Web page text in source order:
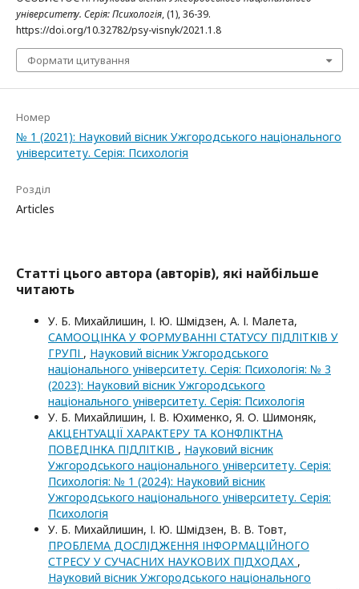
університету. Серія: Психологія, (1), 36-39.
https://doi.org/10.32782/psy-visnyk/2021.1.8
Формати цитування
Номер
№ 1 (2021): Науковий вісник Ужгородського національного
університету. Серія: Психологія
Розділ
Articles
Статті цього автора (авторів), які найбільше
читають
У. Б. Михайлишин, І. Ю. Шмідзен, А. І. Малета,
САМООЦІНКА У ФОРМУВАННІ СТАТУСУ ПІДЛІТКІВ У
ГРУПІ , Науковий вісник Ужгородського
національного університету. Серія: Психологія: № 3
(2023): Науковий вісник Ужгородського
національного університету. Серія: Психологія
У. Б. Михайлишин, І. В. Юхименко, Я. О. Шимоняк,
АКЦЕНТУАЦІЇ ХАРАКТЕРУ ТА КОНФЛІКТНА
ПОВЕДІНКА ПІДЛІТКІВ , Науковий вісник
Ужгородського національного університету. Серія:
Психологія: № 1 (2024): Науковий вісник
Ужгородського національного університету. Серія:
Психологія
У. Б. Михайлишин, І. Ю. Шмідзен, В. В. Товт,
ПРОБЛЕМА ДОСЛІДЖЕННЯ ІНФОРМАЦІЙНОГО
СТРЕСУ У СУЧАСНИХ НАУКОВИХ ПІДХОДАХ ,
Науковий вісник Ужгородського національного